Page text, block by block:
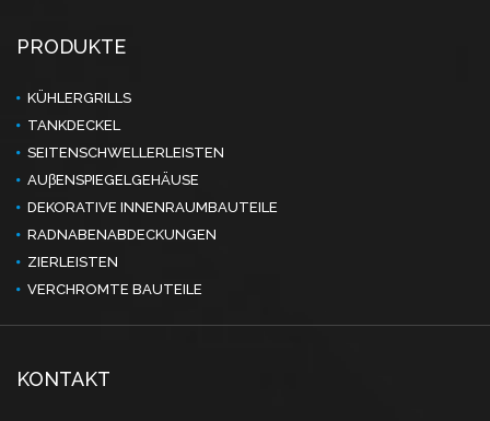
PRODUKTE
KÜHLERGRILLS
TANKDECKEL
SEITENSCHWELLERLEISTEN
AUβENSPIEGELGEHÄUSE
DEKORATIVE INNENRAUMBAUTEILE
RADNABENABDECKUNGEN
ZIERLEISTEN
VERCHROMTE BAUTEILE
KONTAKT